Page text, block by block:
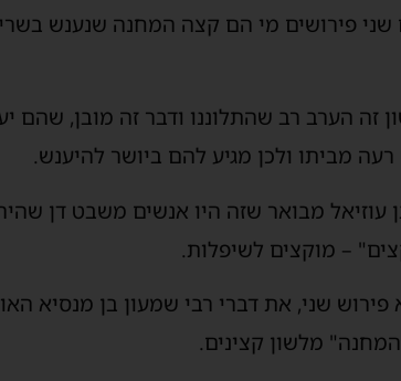
שני פירושים מי הם קצה המחנה שנענש
זה הערב רב שהתלוננו ודבר זה מובן,
מביתו ולכן מגיע להם ביושר להיענש.
עוזיאל מבואר שזה היו אנשים משבט דן
– מוקצים לשיפלות.
שני, את דברי רבי שמעון בן מנסיא
מלשון קצינים.